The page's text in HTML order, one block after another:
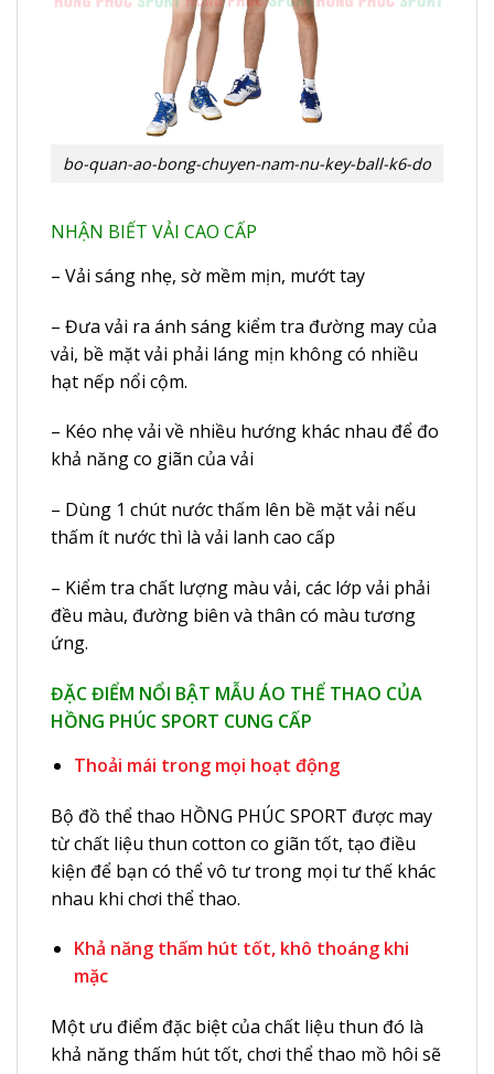
bo-quan-ao-bong-chuyen-nam-nu-key-ball-k6-do
NHẬN BIẾT VẢI CAO CẤP
– Vải sáng nhẹ, sờ mềm mịn, mướt tay
– Đưa vải ra ánh sáng kiểm tra đường may của
vải, bề mặt vải phải láng mịn không có nhiều
hạt nếp nổi cộm.
– Kéo nhẹ vải về nhiều hướng khác nhau để đo
khả năng co giãn của vải
– Dùng 1 chút nước thấm lên bề mặt vải nếu
thấm ít nước thì là vải lanh cao cấp
– Kiểm tra chất lượng màu vải, các lớp vải phải
đều màu, đường biên và thân có màu tương
ứng.
ĐẶC ĐIỂM NỔI BẬT MẪU ÁO THỂ THAO CỦA
HỒNG PHÚC SPORT CUNG CẤP
Thoải mái trong mọi hoạt động
Bộ đồ thể thao HỒNG PHÚC SPORT được may
từ chất liệu thun cotton co giãn tốt, tạo điều
kiện để bạn có thể vô tư trong mọi tư thế khác
nhau khi chơi thể thao.
Khả năng thấm hút tốt, khô thoáng khi
mặc
Một ưu điểm đặc biệt của chất liệu thun đó là
khả năng thấm hút tốt, chơi thể thao mồ hôi sẽ